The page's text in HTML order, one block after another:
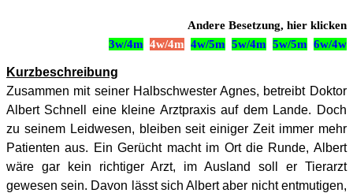
Andere Besetzung, hier klicken
3w/4m 4w/4m 4w/5m 5w/4m 5w/5m 6w/4w
Kurzbeschreibung
Zusammen mit seiner Halbschwester Agnes, betreibt Doktor
Albert Schnell eine kleine Arztpraxis auf dem Lande. Doch
zu seinem Leidwesen, bleiben seit einiger Zeit immer mehr
Patienten aus. Ein Gerücht macht im Ort die Runde, Albert
wäre gar kein richtiger Arzt, im Ausland soll er Tierarzt
gewesen sein. Davon lässt sich Albert aber nicht entmutigen,